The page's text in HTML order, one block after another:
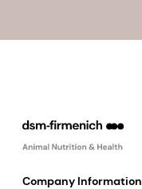
Company Information